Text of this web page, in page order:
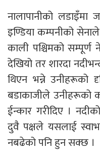
नालापानीको
इण्डिया कम्पनीको
काली पश्चिमको सम्पूर्ण
देखियो तर शारदा
थिएन भन्ने उनीहरूको
बडाकाजीले उनीहरूको
ईन्कार गरीदिए ।
दुवै पक्षले यसलाई
नबढेको पनि हुन सक्छ ।